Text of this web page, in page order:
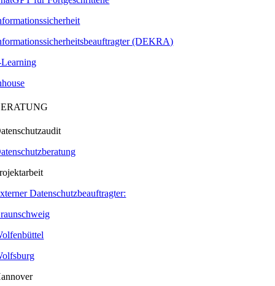
(DEKRA)
Learning
Datenschutzbeauftragter: